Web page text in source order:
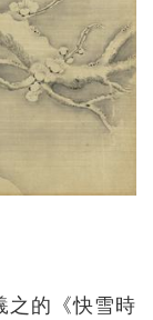
之的《快雪時